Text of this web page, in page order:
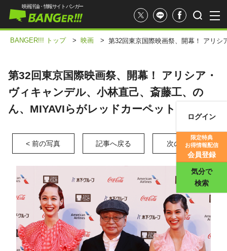
映画評価
映画評論・情報サイト バンガー
ログイン
限定特典
お得情報配信
会員登録
気分で
検索
BANGER!!! トップ > 映画 > 第32回東京国際映画祭、開幕！ アリシ
第32回東京国際映画祭、開幕！ アリシア・
ヴィキャンデル、小林直己、斎藤工、の
ん、MIYAVIらがレッドカーペットに登場！
< 前の写真 記事へ戻る 次の写真 >